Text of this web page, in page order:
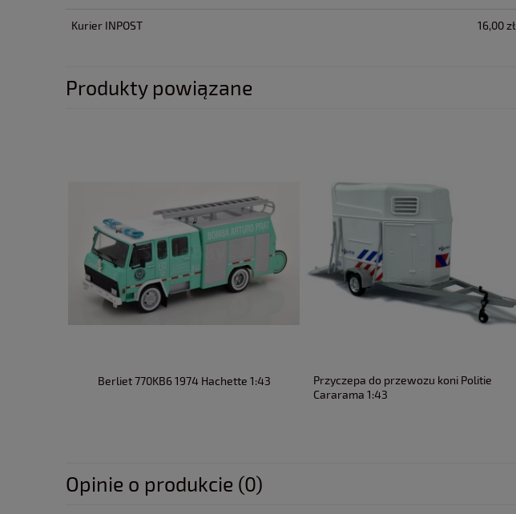
Kurier INPOST 16,00 zł
Produkty powiązane
Berliet 770KB6 1974 Hachette 1:43
Przyczepa do przewozu koni Politie
Cararama 1:43
Opinie o produkcie (0)